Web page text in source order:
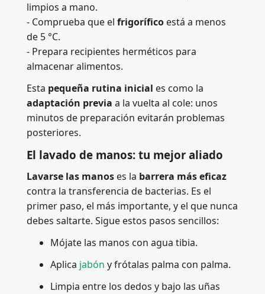
limpios a mano.
- Comprueba que el frigorífico está a menos
de 5 °C.
- Prepara recipientes herméticos para
almacenar alimentos.
Esta pequeña rutina inicial es como la
adaptación previa a la vuelta al cole: unos
minutos de preparación evitarán problemas
posteriores.
El lavado de manos: tu mejor aliado
Lavarse las manos es la barrera más eficaz
contra la transferencia de bacterias. Es el
primer paso, el más importante, y el que nunca
debes saltarte. Sigue estos pasos sencillos:
Mójate las manos con agua tibia.
Aplica jabón y frótalas palma con palma.
Limpia entre los dedos y bajo las uñas